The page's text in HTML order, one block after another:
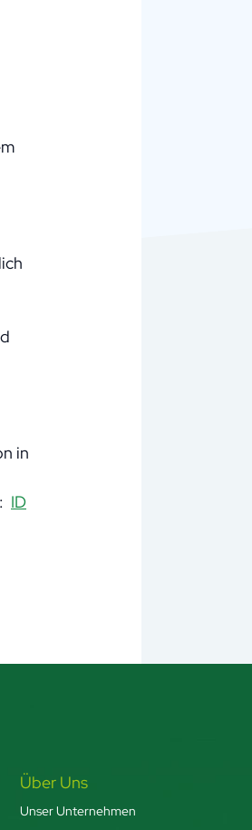
in
ID
Über Uns
Unser Unternehmen